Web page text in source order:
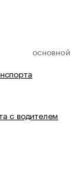
ОСНОВНОЙ
с водителем